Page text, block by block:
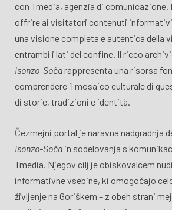
con Tmedia, agenzia di
offrire ai visitatori contenuti
una visione completa e autentica della
entrambi i lati del confine. Il ricco
Isonzo-Sočarappresenta una risorsa
comprendere il mosaico culturale di
di storie, tradizioni e identità.
Čezmejni portal je naravna nadgradnja
Isonzo-Soča in sodelovanja s
Tmedia. Njegov cilj je obiskovalcem
informativne vsebine, ki omogočajo
življenje na Goriškem – z obeh strani